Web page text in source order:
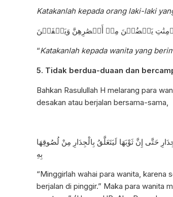
Katakanlah kepada orang laki-laki
يَغۡضُضۡنَ مِنۡ أَبۡصَٰرِهِنَّ وَيَحۡفَظۡنَ
“Katakanlah kepada wanita yang
5. Tidak berdua-duaan dan
Bahkan Rasulullah H melarang para
desakan atau berjalan bersama-sama,
حَتَّى إِنَّ ثَوْبَهَا لَيَتَعَلَّقُ بِالْجِدَارِ مِنْ لُصُوقِهَا
بِهِ
“Minggirlah wahai para wanita, karena
berjalan di pinggir.” Maka para wanita